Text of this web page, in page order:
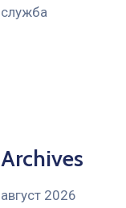
служба
Archives
август 2026